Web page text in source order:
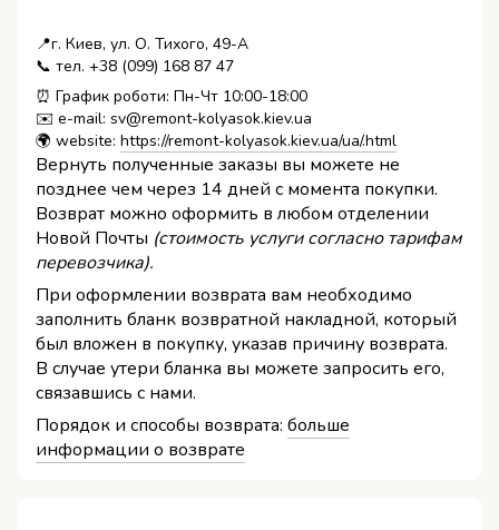
📍г. Киев, ул. О. Тихого, 49-А
📞 тел. +38 (099) 168 87 47
⏰ График роботи: Пн-Чт 10:00-18:00
✉️ e-mail: sv@remont-kolyasok.kiev.ua
🌍 website: https://remont-kolyasok.kiev.ua/ua/.html
Вернуть полученные заказы вы можете не
позднее чем через 14 дней с момента покупки.
Возврат можно оформить в любом отделении
Новой Почты (стоимость услуги согласно тарифам
перевозчика).
При оформлении возврата вам необходимо
заполнить бланк возвратной накладной, который
был вложен в покупку, указав причину возврата.
В случае утери бланка вы можете запросить его,
связавшись с нами.
Порядок и способы возврата: больше
информации о возврате